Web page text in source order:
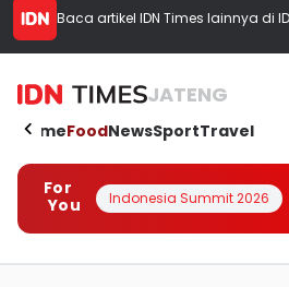
Baca artikel IDN Times lainnya di
JATENG
HomeFoodNewsSportTravel
For
You
Indonesia Summit 2026